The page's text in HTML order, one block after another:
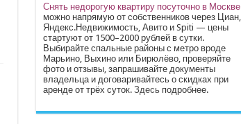
Снять недорогую квартиру посуточно в Москве
можно напрямую от собственников через Циан,
Яндекс.Недвижимость, Авито и Spiti — цены
стартуют от 1500–2000 рублей в сутки.
Выбирайте спальные районы с метро вроде
Марьино, Выхино или Бирюлёво, проверяйте
фото и отзывы, запрашивайте документы
владельца и договаривайтесь о скидках при
аренде от трёх суток. Здесьподробнее.